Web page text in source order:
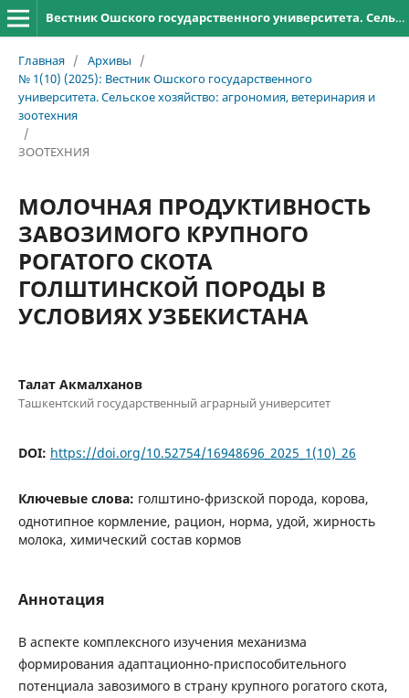
Вестник Ошского государственного университета. Сельское хозяйство: агрономия, ветеринария и зоотехния
Главная / Архивы
/
№ 1(10) (2025): Вестник Ошского государственного
университета. Сельское хозяйство: агрономия, ветеринария и
зоотехния
/
ЗООТЕХНИЯ
МОЛОЧНАЯ ПРОДУКТИВНОСТЬ
ЗАВОЗИМОГО КРУПНОГО
РОГАТОГО СКОТА
ГОЛШТИНСКОЙ ПОРОДЫ В
УСЛОВИЯХ УЗБЕКИСТАНА
Талат Акмалханов
Ташкентский государственный аграрный университет
DOI: https://doi.org/10.52754/16948696_2025_1(10)_26
Ключевые слова: голштино-фризской порода, корова,
однотипное кормление, рацион, норма, удой, жирность
молока, химический состав кормов
Аннотация
В аспекте комплексного изучения механизма
формирования адаптационно-приспособительного
потенциала завозимого в страну крупного рогатого скота,